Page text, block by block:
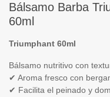
Bálsamo Barba
60ml
Triumphant 60ml
Bálsamo nutritivo con
✔ Aroma fresco con
✔ Facilita el peinado y